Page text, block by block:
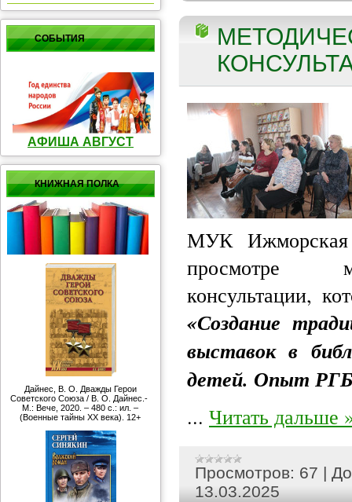
СОБЫТИЯ
АФИША АВГУСТ
КНИЖНАЯ ПОЛКА
Дайнес, В. О. Дважды Герои
Советского Союза / В. О. Дайнес.-
М.: Вече, 2020. – 480 с.: ил. –
(Военные тайны ХХ века). 12+
МУК
просмотре
консультации,
«Создание
выставок в
детей. Опыт
... Читать дальше
Просмотров: 67 |
13.03.2025